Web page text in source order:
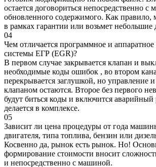
остается договориться непосредственно с
обновленного содержимого. Как правило,
в рамках гарантии или возьмет небольшие
04
Чем отличается программное и
системы ЕГР (EGR)?
В первом случае закрывается клапан и
необходимые коды ошибок , во втором
перекрывается заглушкой, но управление и
клапаном остаются. Второе без первого
будут биться коды и включится
делается в комплексе.
05
Зависит ли цена процедуры от года
двигателя, типа топлива, бензин или
Косвенно да, рынок есть рынок. Но!
формирование стоимости вносит
и непосредственно с машиной.